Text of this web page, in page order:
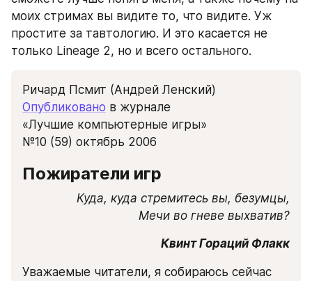
моих стримах вы видите то, что видите. Уж
простите за тавтологию. И это касается не
только Lineage 2, но и всего остального.
Ричард Псмит (Андрей Ленский)
Опубликовано в журнале
«Лучшие компьютерные игры»
№10 (59) октябрь 2006
Пожиратели игр
Куда, куда стремитесь вы, безумцы,
Мечи во гневе выхватив?
Квинт Гораций Флакк
Уважаемые читатели, я собираюсь сейчас